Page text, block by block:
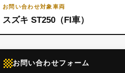
お問い合わせ対象車両
スズキ ST250（FI車）
お問い合わせフォーム